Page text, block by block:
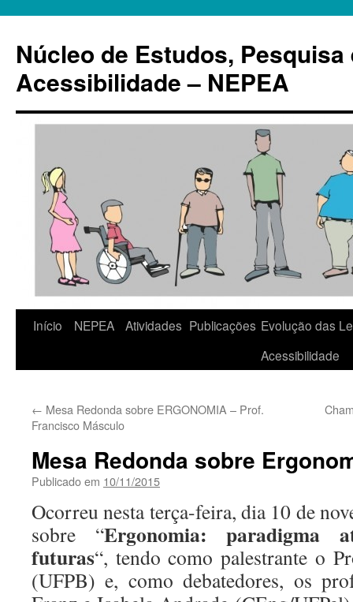
conteúdo
Núcleo de Estudos,
Acessibilidade – NEPEA
Início NEPEA Atividades Publicações Evolução das
Acessibilidade
← Mesa Redonda sobre ERGONOMIA – Prof.
Francisco Másculo
Mesa Redonda sobre
Publicado em 10/11/2015
Ocorreu nesta terça-feira, dia 10 de
sobre “Ergonomia: paradigma
futuras“, tendo como palestrante o
(UFPB) e, como debatedores, os